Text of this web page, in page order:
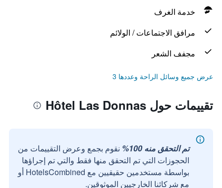
خدمة الغرف
مرافق الاجتماعات / الولائم
مجفف الشعر
عرض جميع وسائل الراحة وعددها 3
تقييمات حول Hôtel Las Donnas
تم التحقق منه 100%
نقوم بجمع وعرض التقييمات من
الحجوزات التي تم التحقق منها فقط والتي تم إجراؤها
بواسطة مستخدمين حقيقيين مع HotelsCombined أو
مع شركائنا الخارجيين الموثوقين.